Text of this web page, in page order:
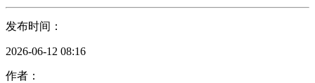
发布时间：
2026-06-12 08:16
作者：